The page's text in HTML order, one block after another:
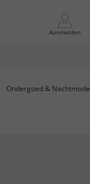
Aanmelden
Ondergoed & Nachtmode